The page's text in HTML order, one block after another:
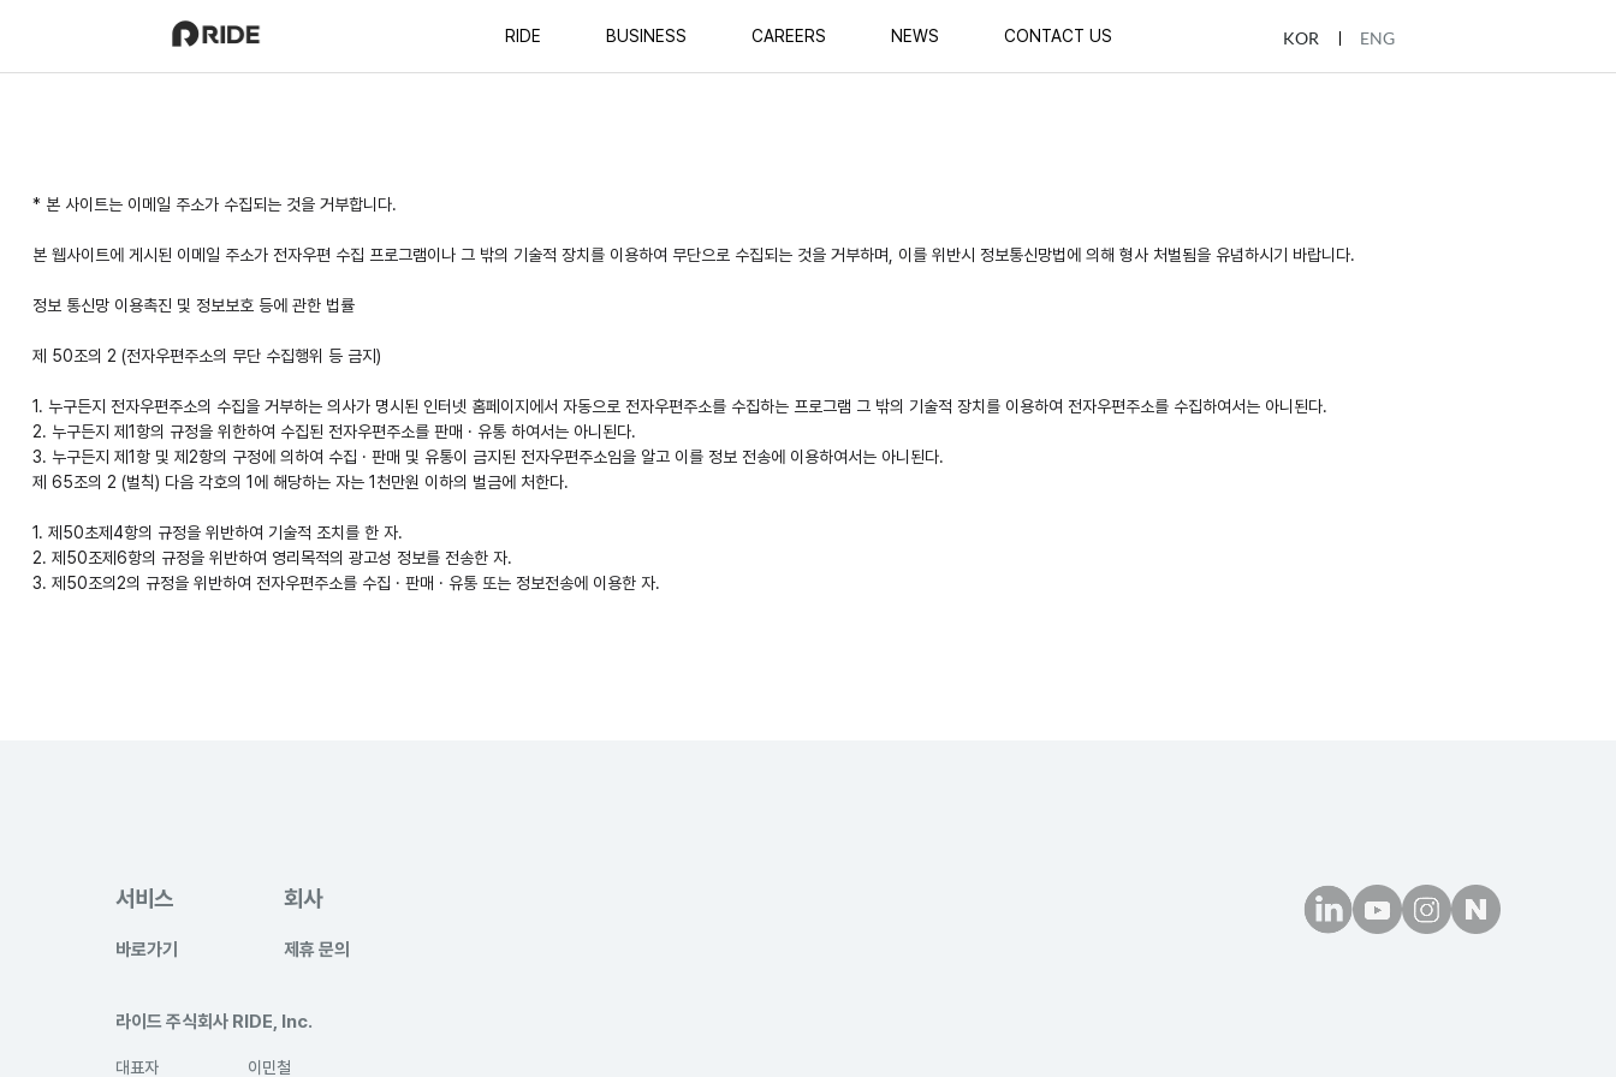
RIDE BUSINESS CAREERS NEWS CONTACT US KOR ENG
* 본 사이트는 이메일 주소가 수집되는 것을 거부합니다.
본 웹사이트에 게시된 이메일 주소가 전자우편 수집 프로그램이나 그 밖의 기술적 장치를 이용하여 무단으로 수집되는 것을 거부하며, 이를 위반시 정보통신망법에 의해 형사 처벌됨을 유념하시기 바랍니다.
정보 통신망 이용촉진 및 정보보호 등에 관한 법률
제 50조의 2 (전자우편주소의 무단 수집행위 등 금지)
1. 누구든지 전자우편주소의 수집을 거부하는 의사가 명시된 인터넷 홈페이지에서 자동으로 전자우편주소를 수집하는 프로그램 그 밖의 기술적 장치를 이용하여 전자우편주소를 수집하여서는 아니된다.
2. 누구든지 제1항의 규정을 위한하여 수집된 전자우편주소를 판매 · 유통 하여서는 아니된다.
3. 누구든지 제1항 및 제2항의 구정에 의하여 수집 · 판매 및 유통이 금지된 전자우편주소임을 알고 이를 정보 전송에 이용하여서는 아니된다.
제 65조의 2 (벌칙) 다음 각호의 1에 해당하는 자는 1천만원 이하의 벌금에 처한다.
1. 제50초제4항의 규정을 위반하여 기술적 조치를 한 자.
2. 제50조제6항의 규정을 위반하여 영리목적의 광고성 정보를 전송한 자.
3. 제50조의2의 규정을 위반하여 전자우편주소를 수집 · 판매 · 유통 또는 정보전송에 이용한 자.
서비스
바로가기
회사
제휴 문의
라이드 주식회사 RIDE, Inc.
대표자 이민철